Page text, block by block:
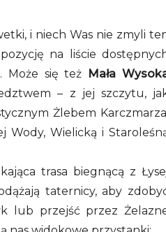
i niech Was nie zmyli
na liście
Może się też Mała
– z jej szczytu,
Żlebem
Wody, Wielicką i
trasa biegnącą z
taternicy, aby
lub przejść przez